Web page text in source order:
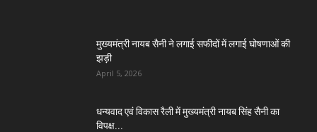
मुख्यमंत्री नायब सैनी ने लगाई सफीदों में लगाई घोषणाओं की
झड़ी
April 5, 2026
धन्यवाद एवं विकास रैली में मुख्यमंत्री नायब सिंह सैनी का
विपक्ष...